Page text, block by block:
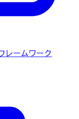
レームワーク